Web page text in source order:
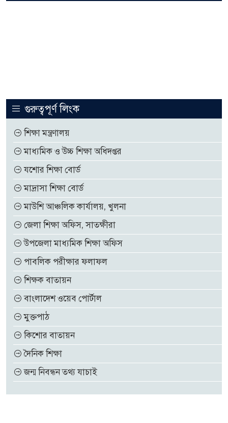
গুরুত্বপূর্ণ লিংক
শিক্ষা মন্ত্রণালয়
মাধ্যমিক ও উচ্চ শিক্ষা অধিদপ্তর
যশোর শিক্ষা বোর্ড
মাদ্রাসা শিক্ষা বোর্ড
মাউশি আঞ্চলিক কার্যালয়, খুলনা
জেলা শিক্ষা অফিস, সাতক্ষীরা
উপজেলা মাধ্যমিক শিক্ষা অফিস
পাবলিক পরীক্ষার ফলাফল
শিক্ষক বাতায়ন
বাংলাদেশ ওয়েব পোর্টাল
মুক্তপাঠ
কিশোর বাতায়ন
দৈনিক শিক্ষা
জন্ম নিবন্ধন তথ্য যাচাই